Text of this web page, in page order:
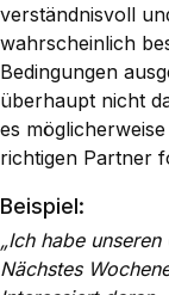
verständnisvoll
wahrscheinlich
Bedingungen
überhaupt nicht
es
richtigen Partner
Beispiel:
„Ich habe
Nächstes